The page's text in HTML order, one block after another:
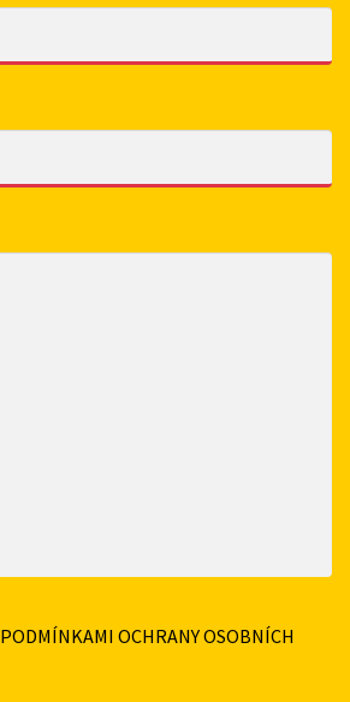
PODMÍNKAMI OCHRANY OSOBNÍCH